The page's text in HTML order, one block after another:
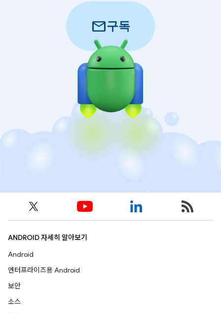
mail구독
ANDROID 자세히 알아보기
Android
엔터프라이즈용 Android
보안
소스